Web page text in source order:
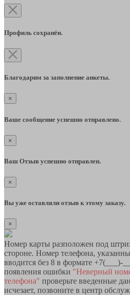
Профиль сохранён.
Благодарим за заполнение анкеты.
×
Ваше сообщение успешно отправлено.
×
Ваш Отзыв успешно отправлен.
×
Вы уже оставляли отзыв к этому заказу.
×
Номер карты разположен под
стороне. Номер телефона,
вводится без 8 в формате +7(___)-
появления ошибки "Неверный
телефона" проверьте введенные
исчезает, позвоните в центр